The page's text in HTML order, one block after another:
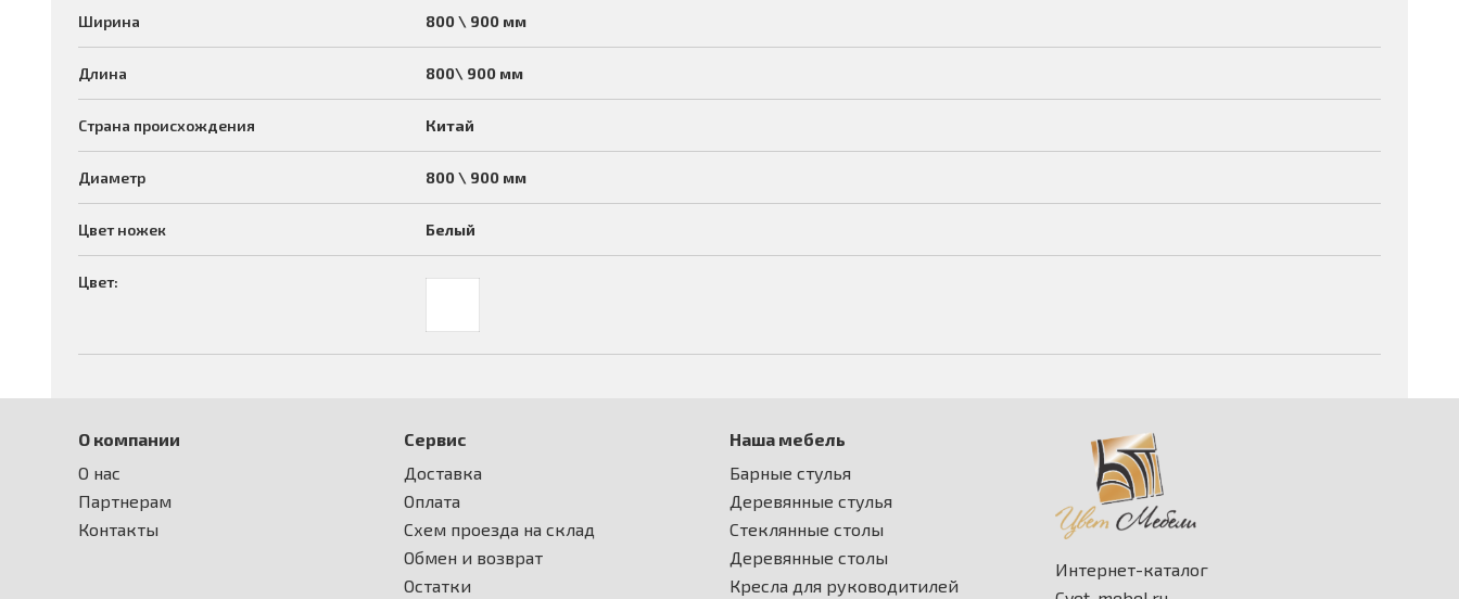
Ширина 800 \ 900 мм
Длина 800\ 900 мм
Страна происхождения Китай
Диаметр 800 \ 900 мм
Цвет ножек Белый
Цвет:
О компании
О нас
Партнерам
Контакты
Сервис
Доставка
Оплата
Схем проезда на склад
Обмен и возврат
Остатки
Наша мебель
Барные стулья
Деревянные стулья
Стеклянные столы
Деревянные столы
Кресла для руководитилей
Интернет-каталог